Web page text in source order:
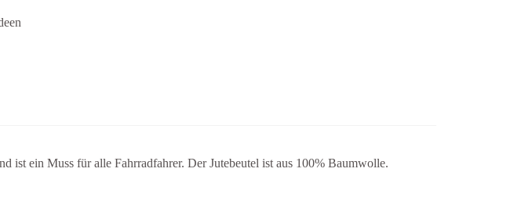
ist ein Muss für alle Fahrradfahrer. Der Jutebeutel ist aus 100% Baumwolle.